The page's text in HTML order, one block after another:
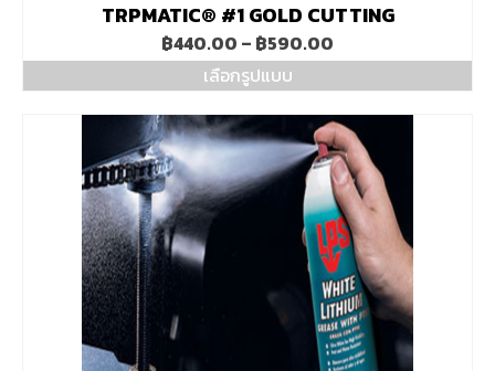
TRPMATIC® #1 GOLD CUTTING
฿440.00 – ฿590.00
range:
฿440.00
฿590.00
เลือกรูปแบบ
product
has
multiple
variants.
The
options
chosen